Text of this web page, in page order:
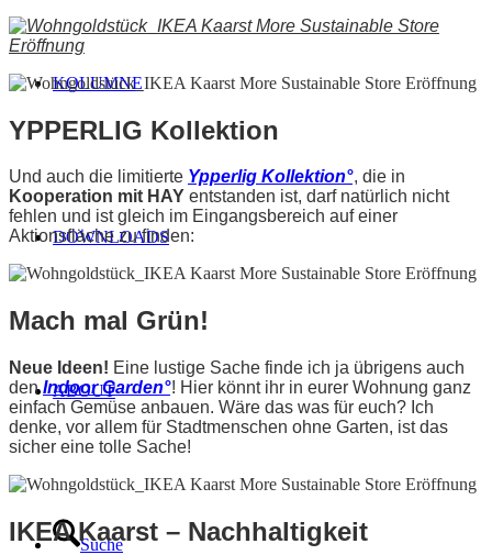
KOLUMNE
DOWNLOADS
ABOUT
Suche
YPPERLIG Kollektion
Und auch die limitierte Ypperlig Kollektion°, die in
Kooperation mit HAY entstanden ist, darf natürlich nicht
fehlen und ist gleich im Eingangsbereich auf einer
Aktionsfläche zu finden:
Mach mal Grün!
Neue Ideen! Eine lustige Sache finde ich ja übrigens auch
denIndoor Garden°! Hier könnt ihr in eurer Wohnung ganz
einfach Gemüse anbauen. Wäre das was für euch? Ich
denke, vor allem für Stadtmenschen ohne Garten, ist das
sicher eine tolle Sache!
IKEA Kaarst – Nachhaltigkeit